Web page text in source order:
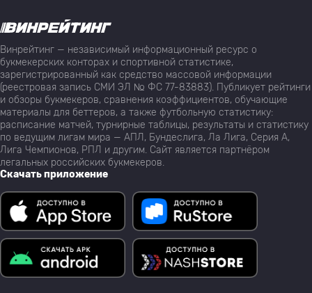
Винрейтинг — независимый информационный ресурс о
букмекерских конторах и спортивной статистике,
зарегистрированный как средство массовой информации
(реестровая запись СМИ ЭЛ № ФС 77-83883). Публикует рейтинги
и обзоры букмекеров, сравнения коэффициентов, обучающие
материалы для беттеров, а также футбольную статистику:
расписание матчей, турнирные таблицы, результаты и статистику
по ведущим лигам мира — АПЛ, Бундеслига, Ла Лига, Серия А,
Лига Чемпионов, РПЛ и другим. Сайт является партнёром
легальных российских букмекеров.
Скачать приложение